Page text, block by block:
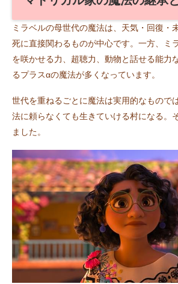
ミラベルの母世代の魔法は、天気・回復・
死に直接関わるものが中心です。一方、ミ
を咲かせる力、超聴力、動物と話せる能力
るプラスαの魔法が多くなっています。
世代を重ねるごとに魔法は実用的なもので
法に頼らなくても生きていける村になる。
ました。